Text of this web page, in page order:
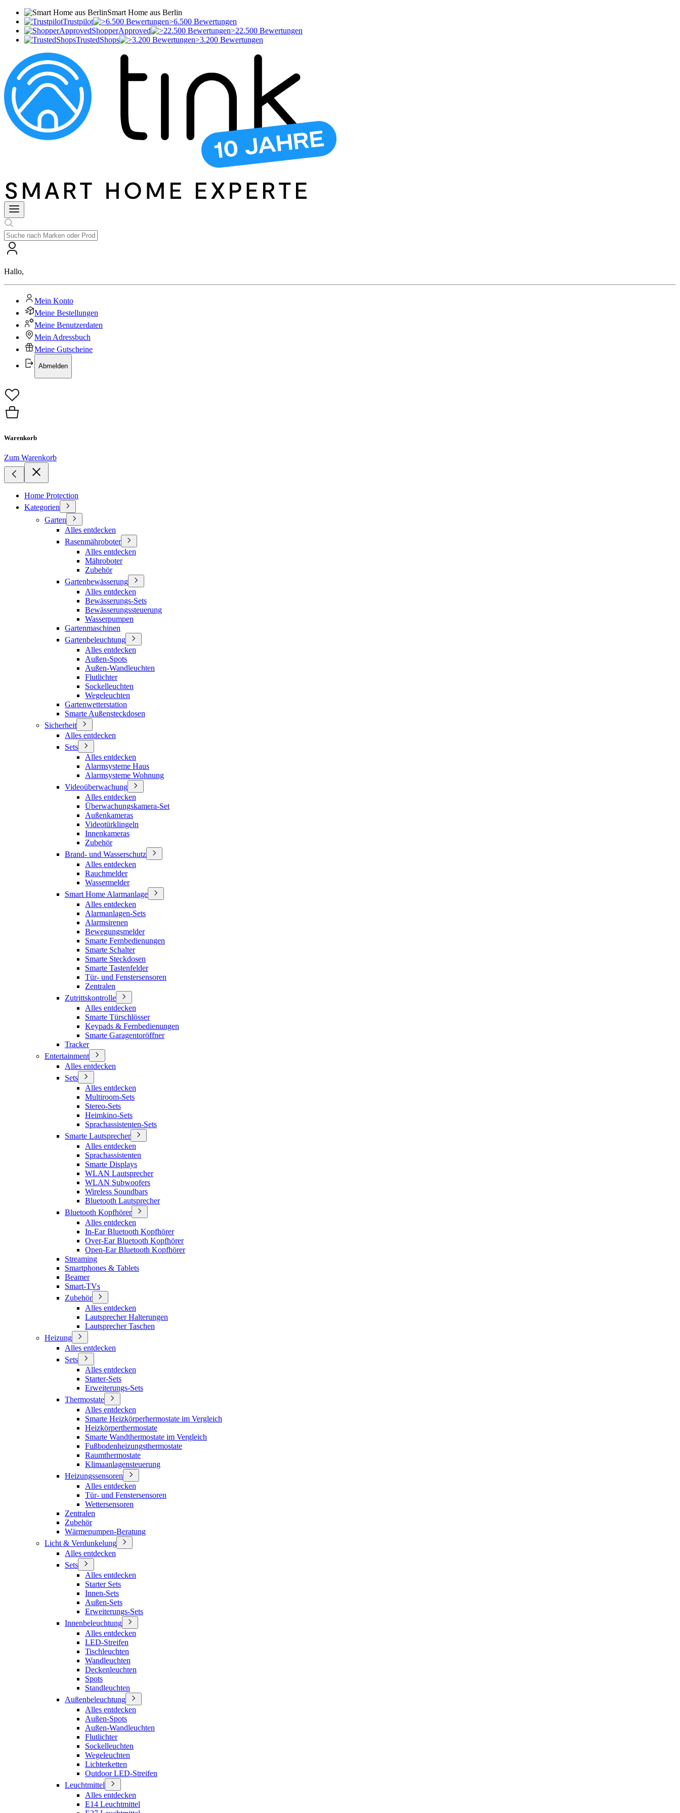
Smart Home aus Berlin
Trustpilot
>6.500 Bewertungen
ShopperApproved
>22.500 Bewertungen
TrustedShops
>3.200 Bewertungen
Hallo,
Mein Konto
Meine Bestellungen
Meine Benutzerdaten
Mein Adressbuch
Meine Gutscheine
Abmelden
Warenkorb
Zum Warenkorb
Home Protection
Kategorien
Garten
Alles entdecken
Rasenmähroboter
Alles entdecken
Mähroboter
Zubehör
Gartenbewässerung
Alles entdecken
Bewässerungs-Sets
Bewässerungssteuerung
Wasserpumpen
Gartenmaschinen
Gartenbeleuchtung
Alles entdecken
Außen-Spots
Außen-Wandleuchten
Flutlichter
Sockelleuchten
Wegeleuchten
Gartenwetterstation
Smarte Außensteckdosen
Sicherheit
Alles entdecken
Sets
Alles entdecken
Alarmsysteme Haus
Alarmsysteme Wohnung
Videoüberwachung
Alles entdecken
Überwachungskamera-Set
Außenkameras
Videotürklingeln
Innenkameras
Zubehör
Brand- und Wasserschutz
Alles entdecken
Rauchmelder
Wassermelder
Smart Home Alarmanlage
Alles entdecken
Alarmanlagen-Sets
Alarmsirenen
Bewegungsmelder
Smarte Fernbedienungen
Smarte Schalter
Smarte Steckdosen
Smarte Tastenfelder
Tür- und Fenstersensoren
Zentralen
Zutrittskontrolle
Alles entdecken
Smarte Türschlösser
Keypads & Fernbedienungen
Smarte Garagentoröffner
Tracker
Entertainment
Alles entdecken
Sets
Alles entdecken
Multiroom-Sets
Stereo-Sets
Heimkino-Sets
Sprachassistenten-Sets
Smarte Lautsprecher
Alles entdecken
Sprachassistenten
Smarte Displays
WLAN Lautsprecher
WLAN Subwoofers
Wireless Soundbars
Bluetooth Lautsprecher
Bluetooth Kopfhörer
Alles entdecken
In-Ear Bluetooth Kopfhörer
Over-Ear Bluetooth Kopfhörer
Open-Ear Bluetooth Kopfhörer
Streaming
Smartphones & Tablets
Beamer
Smart-TVs
Zubehör
Alles entdecken
Lautsprecher Halterungen
Lautsprecher Taschen
Heizung
Alles entdecken
Sets
Alles entdecken
Starter-Sets
Erweiterungs-Sets
Thermostate
Alles entdecken
Smarte Heizkörperhermostate im Vergleich
Heizkörperthermostate
Smarte Wandthermostate im Vergleich
Fußbodenheizungsthermostate
Raumthermostate
Klimaanlagensteuerung
Heizungssensoren
Alles entdecken
Tür- und Fenstersensoren
Wettersensoren
Zentralen
Zubehör
Wärmepumpen-Beratung
Licht & Verdunkelung
Alles entdecken
Sets
Alles entdecken
Starter Sets
Innen-Sets
Außen-Sets
Erweiterungs-Sets
Innenbeleuchtung
Alles entdecken
LED-Streifen
Tischleuchten
Wandleuchten
Deckenleuchten
Spots
Standleuchten
Außenbeleuchtung
Alles entdecken
Außen-Spots
Außen-Wandleuchten
Flutlichter
Sockelleuchten
Wegeleuchten
Lichterketten
Outdoor LED-Streifen
Leuchtmittel
Alles entdecken
E14 Leuchtmittel